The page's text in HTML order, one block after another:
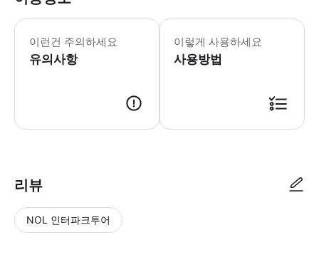
이런건 주의하세요
유의사항
- 운영 시간: 주중 11:00 - 21:30/ 주말
이렇게 사용하세요
사용방법
리뷰
NOL 인터파크투어